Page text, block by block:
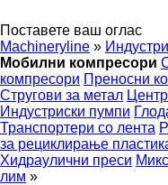
Поставете ваш оглас
Machineryline »
Мобилни компресори
компресори Преносни
Стругови за метал
Индустриски пумпи
Транспортери со лента
за рециклирање
Хидраулични преси
лим »